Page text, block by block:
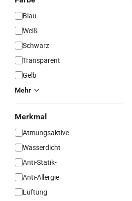
Blau
Weiß
Schwarz
Transparent
Gelb
Mehr
Merkmal
Atmungsaktive
Wasserdicht
Anti-Statik-
Anti-Allergie
Lüftung